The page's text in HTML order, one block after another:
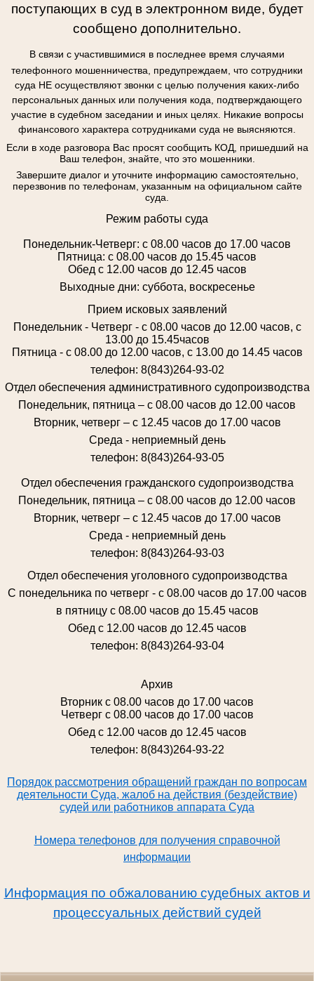
поступающих в суд в электронном виде, будет
сообщено дополнительно.
В связи с участившимися в последнее время случаями
телефонного мошенничества, предупреждаем, что сотрудники
суда НЕ осуществляют звонки с целью получения каких-либо
персональных данных или получения кода, подтверждающего
участие в судебном заседании и иных целях. Никакие вопросы
финансового характера сотрудниками суда не выясняются.
Если в ходе разговора Вас просят сообщить КОД, пришедший на
Ваш телефон, знайте, что это мошенники.
Завершите диалог и уточните информацию самостоятельно,
перезвонив по телефонам, указанным на официальном сайте
суда.
Режим работы суда
Понедельник-Четверг: с 08.00 часов до 17.00 часов
Пятница: с 08.00 часов до 15.45 часов
Обед с 12.00 часов до 12.45 часов
Выходные дни: суббота, воскресенье
Прием исковых заявлений
Понедельник - Четверг - с 08.00 часов до 12.00 часов, с
13.00 до 15.45часов
Пятница - с 08.00 до 12.00 часов, с 13.00 до 14.45 часов
телефон: 8(843)264-93-02
Отдел обеспечения административного судопроизводства
Понедельник, пятница – с 08.00 часов до 12.00 часов
Вторник, четверг – с 12.45 часов до 17.00 часов
Среда - неприемный день
телефон: 8(843)264-93-05
Отдел обеспечения гражданского судопроизводства
Понедельник, пятница – с 08.00 часов до 12.00 часов
Вторник, четверг – с 12.45 часов до 17.00 часов
Среда - неприемный день
телефон: 8(843)264-93-03
Отдел обеспечения уголовного судопроизводства
С понедельника по четверг - с 08.00 часов до 17.00 часов
в пятницу с 08.00 часов до 15.45 часов
Обед с 12.00 часов до 12.45 часов
телефон: 8(843)264-93-04
Архив
Вторник с 08.00 часов до 17.00 часов
Четверг с 08.00 часов до 17.00 часов
Обед с 12.00 часов до 12.45 часов
телефон: 8(843)264-93-22
Порядок рассмотрения обращений граждан по вопросам
деятельности Суда, жалоб на действия (бездействие)
судей или работников аппарата Суда
Номера телефонов для получения справочной
информации
Информация по обжалованию судебных актов и
процессуальных действий судей